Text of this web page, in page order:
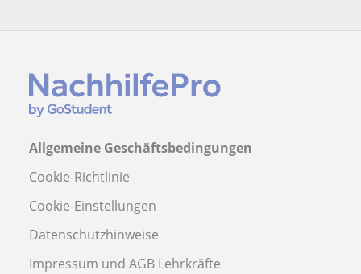
Allgemeine Geschäftsbedingungen
Cookie-Richtlinie
Cookie-Einstellungen
Datenschutzhinweise
Impressum und AGB Lehrkräfte